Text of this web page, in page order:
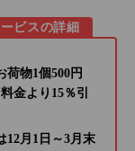
ビスの詳細
荷物1個500円
金より15％引
12月1日～3月末